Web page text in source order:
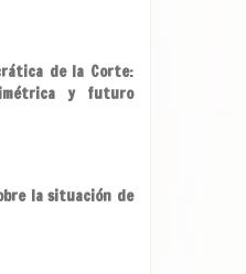
de la Corte:
y futuro
la situación de